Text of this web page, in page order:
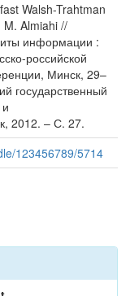
Walsh-Trahtman
Almiahi //
информации :
российской
Минск, 29–
государственный
2012. – С. 27.
123456789/5714